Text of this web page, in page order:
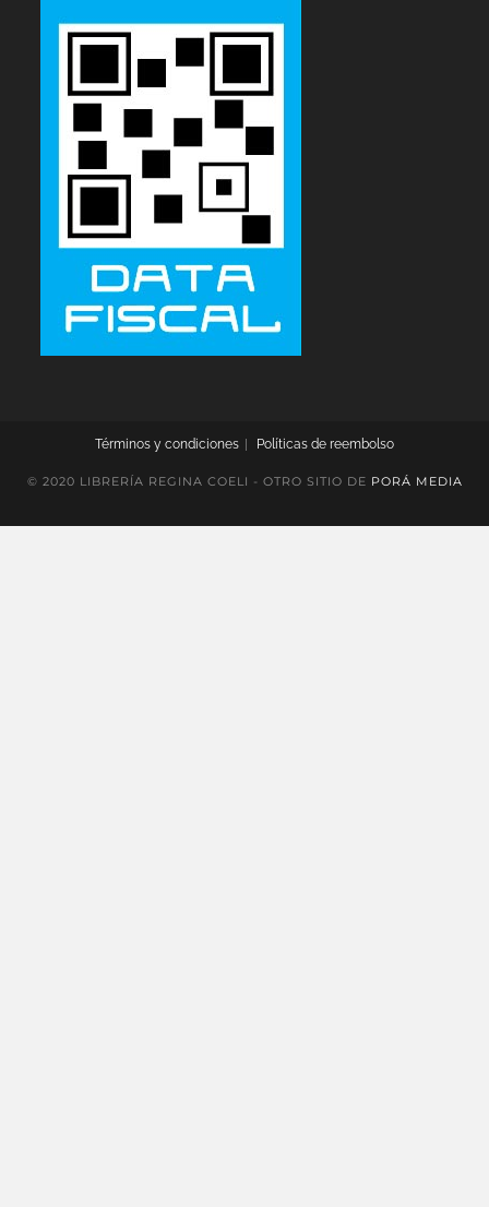
Términos y condiciones Políticas de reembolso
© 2020 LIBRERÍA REGINA COELI - OTRO SITIO DE PORÁ MEDIA